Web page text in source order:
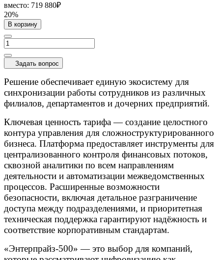
вместо: 719 880₽
20%
В корзину
Задать вопрос
Решение обеспечивает единую экосистему для
синхронизации работы сотрудников из различных
филиалов, департаментов и дочерних предприятий.
Ключевая ценность тарифа — создание целостного
контура управления для сложноструктурированного
бизнеса. Платформа предоставляет инструменты для
централизованного контроля финансовых потоков,
сквозной аналитики по всем направлениям
деятельности и автоматизации межведомственных
процессов. Расширенные возможности
безопасности, включая детальное разграничение
доступа между подразделениями, и приоритетная
техническая поддержка гарантируют надёжность и
соответствие корпоративным стандартам.
«Энтерпрайз-500» — это выбор для компаний,